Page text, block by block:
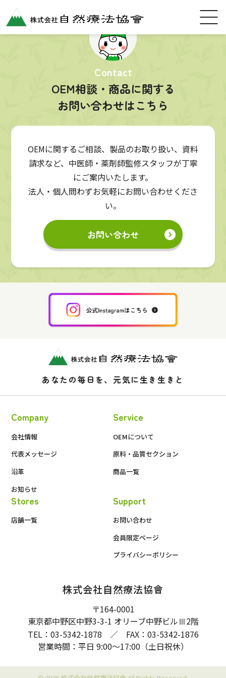
Contact
OEM相談・商品に関する
お問い合わせはこちら
OEMに関するご相談、製品のお取り扱い、資料
請求など、中医師・薬剤師監修スタッフが丁寧
にご案内いたします。
法人・個人問わずお気軽にお問い合わせくださ
い。
お問い合わせ
あなたの毎日を、元気に生き生きと
Company
会社情報
代表メッセージ
沿革
お知らせ
Service
OEMについて
原料・品質セクション
商品一覧
Stores
店舗一覧
Support
お問い合わせ
会員限定ページ
プライバシーポリシー
株式会社自然療法協會
〒164-0001
東京都中野区中野3-3-1 オリーブ中野ビル Ⅲ 2階
TEL：03-5342-1878 ／ FAX：03-5342-1876
営業時間：平日 9:00〜17:00（土日祝休）